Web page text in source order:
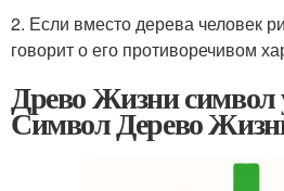
2. Если вместо дерева человек
говорит о его противоречивом
Древо Жизни символ
Символ Дерево